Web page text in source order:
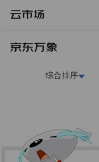
综合排序